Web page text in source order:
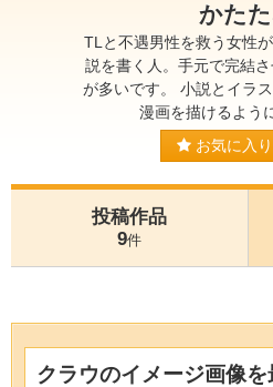
かた
TLと不遇男性を救う女性
説を書く人。手元で完結
が多いです。 小説とイラ
漫画を描けるよう
お気に入
投稿作品
9件
クラウのイメージ画像